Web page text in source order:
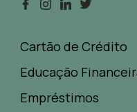
Cartão de Crédito
Educação
Empréstimos